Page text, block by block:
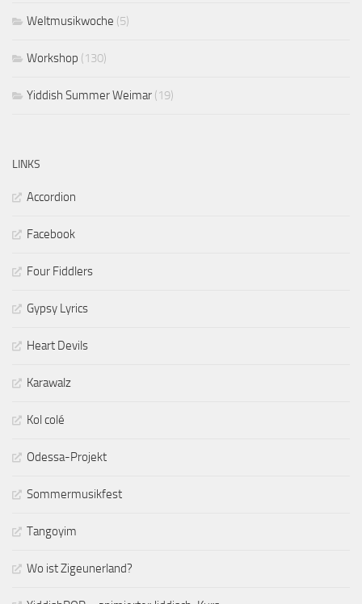
Weltmusikwoche (5)
Workshop (130)
Yiddish Summer Weimar (19)
LINKS
Accordion
Facebook
Four Fiddlers
Gypsy Lyrics
Heart Devils
Karawalz
Kol colé
Odessa-Projekt
Sommermusikfest
Tangoyim
Wo ist Zigeunerland?